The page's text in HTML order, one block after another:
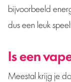
bijvoorbeeld
dus een leuk
Is een
Meestal krijg je